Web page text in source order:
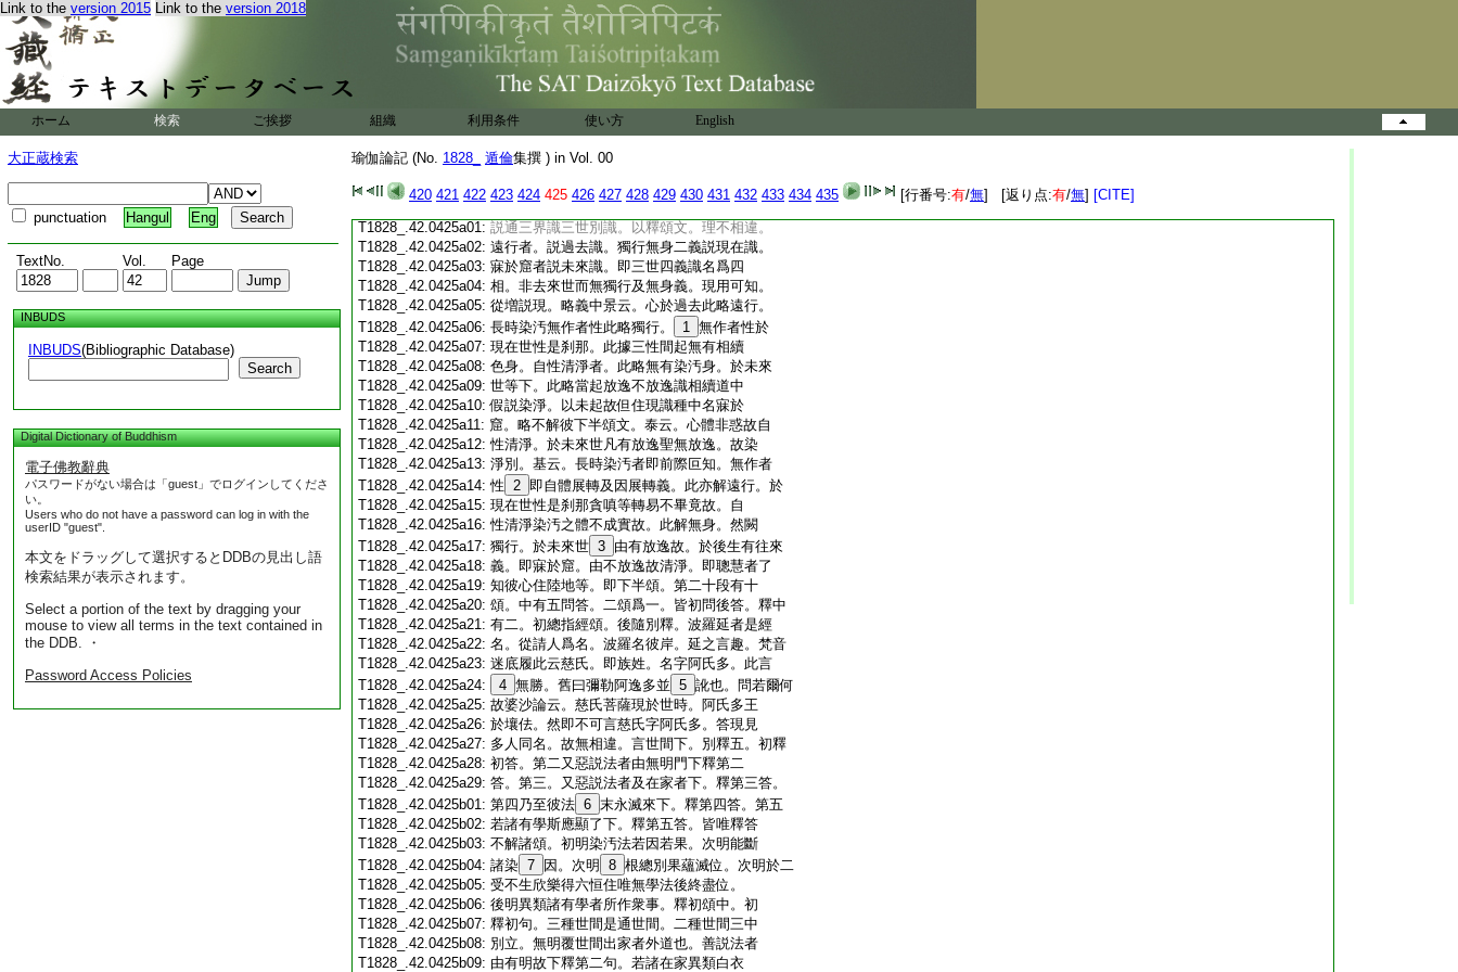
Link to the version 2015 Link to the version 2018
ホーム 検索 ご挨拶 組織 利用条件 使い方 English
大正蔵検索
punctuation Hangul Eng
TextNo. Vol. Page
INBUDS
INBUDS(Bibliographic Database)
Search
Digital Dictionary of Buddhism
電子佛教辭典
パスワードがない場合は「guest」でログインしてくださ
い。
Users who do not have a password can log in with the
userID "guest".
本文をドラッグして選択するとDDBの見出し語
検索結果が表示されます。
Select a portion of the text by dragging your
mouse to view all terms in the text contained in
the DDB. ・
Password Access Policies
瑜伽論記 (No. 1828_ 遁倫集撰 ) in Vol. 00
420 421 422 423 424 425 426 427 428 429 430 431 432 433 434 435 [行番号:有/無] [返り点:有/無] [CITE]
T1828_.42.0424c19:身。此中意説心體速謝異類生滅不畢竟轉。
T1828_.42.0424c20: 不同色根初後相似畢竟而轉及無染體。故
T1828_.42.0424c21:名無身。五十七云。無色無見亦無對故名爲
T1828_.42.0424c22:
無身。此未來世居四識住等者。此若隨經部
師理門義説於未來世有心隨眠居四識住。
T1828_.42.0424c24:可於後世從隨眠起有往有來。縁歴境義名
T1828_.42.0424c25:寐於窟。未來識種現居識住當來可生是寐
T1828_.42.0424c26:窟義。依眞實理門釋此文者。若未來世居四
T1828_.42.0424c27:識住之識在現在世本識之中而有隨眠。可
T1828_.42.0424c28: 於後生有往來義名寐於窟。五十七説依止
T1828_.42.0425a01: 説通三界識三世別識。以釋頌文。理不相違。
T1828_.42.0425a02: 遠行者。説過去識。獨行無身二義説現在識。
T1828_.42.0425a03: 寐於窟者説未來識。即三世四義識名爲四
T1828_.42.0425a04: 相。非去來世而無獨行及無身義。現用可知。
T1828_.42.0425a05: 從増説現。略義中景云。心於過去此略遠行。
T1828_.42.0425a06: 長時染汚無作者性此略獨行。 1 無作者性於
T1828_.42.0425a07: 現在世性是刹那。此據三性間起無有相續
T1828_.42.0425a08: 色身。自性清淨者。此略無有染汚身。於未來
T1828_.42.0425a09: 世等下。此略當起放逸不放逸識相續道中
T1828_.42.0425a10:假説染淨。以未起故但住現識種中名寐於
T1828_.42.0425a11: 窟。略不解彼下半頌文。泰云。心體非惑故自
T1828_.42.0425a12:性清淨。於未來世凡有放逸聖無放逸。故染
T1828_.42.0425a13: 淨別。基云。長時染汚者即前際叵知。無作者
T1828_.42.0425a14:性 2 即自體展轉及因展轉義。此亦解遠行。於
T1828_.42.0425a15: 現在世性是刹那貪嗔等轉易不畢竟故。自
T1828_.42.0425a16:性清淨染汚之體不成實故。此解無身。然闕
T1828_.42.0425a17: 獨行。於未來世 3 由有放逸故。於後生有往來
T1828_.42.0425a18: 義。即寐於窟。由不放逸故清淨。即聰慧者了
T1828_.42.0425a19: 知彼心住陸地等。即下半頌。第二十段有十
T1828_.42.0425a20: 頌。中有五問答。二頌爲一。皆初問後答。釋中
T1828_.42.0425a21: 有二。初總指經頌。後隨別釋。波羅延者是經
T1828_.42.0425a22: 名。從請人爲名。波羅名彼岸。延之言趣。梵音
T1828_.42.0425a23: 迷底履此云慈氏。即族姓。名字阿氏多。此言
T1828_.42.0425a24:
4 無勝。舊曰彌勒阿逸多並 5 訛也。問若爾何
T1828_.42.0425a25: 故婆沙論云。慈氏菩薩現於世時。阿氏多王
T1828_.42.0425a26: 於壤佉。然即不可言慈氏字阿氏多。答現見
T1828_.42.0425a27: 多人同名。故無相違。言世間下。別釋五。初釋
T1828_.42.0425a28: 初答。第二又惡説法者由無明門下釋第二
T1828_.42.0425a29: 答。第三。又惡説法者及在家者下。釋第三答。
T1828_.42.0425b01: 第四乃至彼法 6 末永滅來下。釋第四答。第五
T1828_.42.0425b02: 若諸有學斯應顯了下。釋第五答。皆唯釋答
T1828_.42.0425b03: 不解諸頌。初明染汚法若因若果。次明能斷
T1828_.42.0425b04: 諸染 7 因。次明 8 根總別果蘊滅位。次明於二
T1828_.42.0425b05: 受不生欣樂得六恒住唯無學法後終盡位。
T1828_.42.0425b06: 後明異類諸有學者所作衆事。釋初頌中。初
T1828_.42.0425b07: 釋初句。三種世間是通世間。二種世間三中
T1828_.42.0425b08: 別立。無明覆世間出家者外道也。善説法者
T1828_.42.0425b09: 由有明故下釋第二句。若諸在家異類白衣